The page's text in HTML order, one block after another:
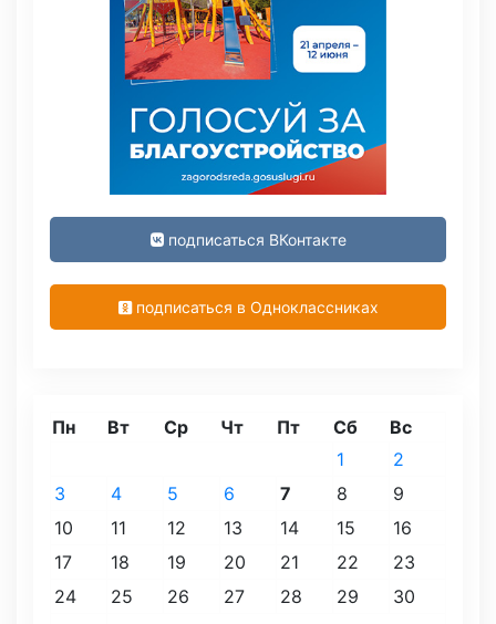
подписаться ВКонтакте
подписаться в Одноклассниках
Пн Вт Ср Чт Пт Сб
Вс
1
2
3
4 5 6 7 8
9
10
11 12 13 14 15
16
17
18 19 20 21 22
23
24
25 26 27 28 29
30